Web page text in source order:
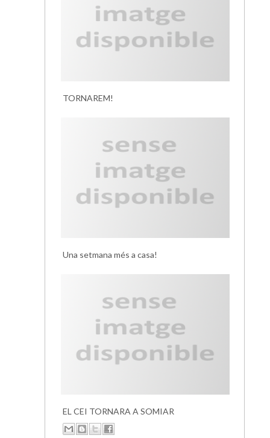
TORNAREM!
Una setmana més a casa!
EL CEI TORNARA A SOMIAR